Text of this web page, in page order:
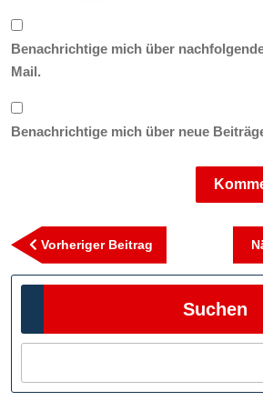
Benachrichtige mich über
Mail.
Benachrichtige mich über neue
Beitragsnavigation
Vorheriger Beitrag
Beitrag
Suchen